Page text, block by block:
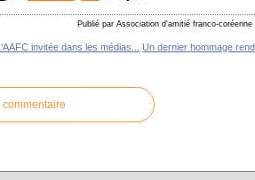
Publié par Association d'amitié franco-coréenne
invitée dans les médias... Un dernier hommage